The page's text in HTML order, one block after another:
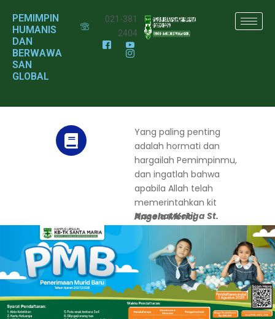
PEMIMPIN
HUMANIS
DAN
BERWAWA
SAN
GLOBAL
021-381
2404
Yang paling penting
adalah hormati dan
hargailah Pemimpinmu,
dan ingatlah bahwa
apabila Allah telah
memerintahkan kita
untuk menghargai ibu
da
Nasehat Ketiga St. Angela Merici